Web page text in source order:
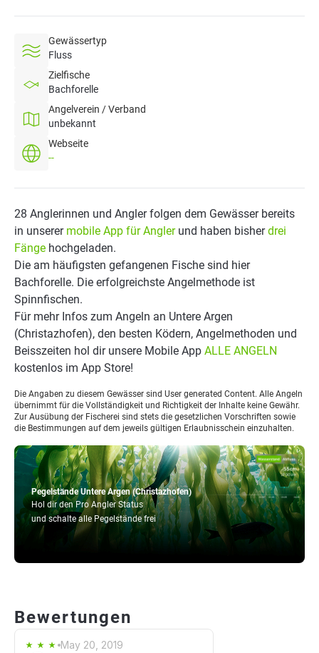
Gewässertyp
Fluss
Zielfische
Bachforelle
Angelverein / Verband
unbekannt
Webseite
--
Pegelstände Untere Argen (Christazhofen)
Hol dir den Pro Angler Status
und schalte alle Pegelstände frei
28 Anglerinnen und Angler folgen dem Gewässer bereits
in unserer mobile App für Anglerund haben bisherdrei
Fänge hochgeladen.
Die am häufigsten gefangenen Fische sind hier
Bachforelle. Die erfolgreichste Angelmethode ist
Spinnfischen.
Für mehr Infos zum Angeln an Untere Argen
(Christazhofen), den besten Ködern, Angelmethoden und
Beisszeiten hol dir unsere Mobile App ALLE ANGELN
kostenlos im App Store!
Die Angaben zu diesem Gewässer sind User generated Content. Alle Angeln
übernimmt für die Vollständigkeit und Richtigkeit der Inhalte keine Gewähr.
Zur Ausübung der Fischerei sind stets die gesetzlichen Vorschriften sowie
die Bestimmungen auf dem jeweils gültigen Erlaubnisschein einzuhalten.
Bewertungen
May 20, 2019